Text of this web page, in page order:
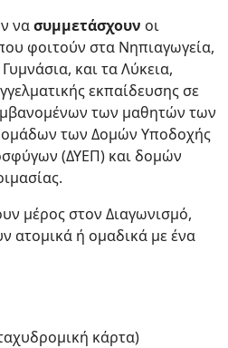
νασυμμετάσχουν οι
φοιτούν στα Νηπιαγωγεία,
και τα Λύκεια,
εκπαίδευσης σε
των μαθητών των
ομάδων των Δομών Υποδοχής
(ΔΥΕΠ) και δομών
μέρος στον Διαγωνισμό,
ατομικά ή ομαδικά με ένα
κάρτα)